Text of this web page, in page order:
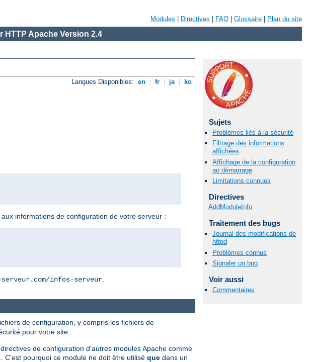
Modules Directives FAQ Glossaire Plan du site
HTTP Apache Version 2.4
Langues Disponibles: en fr ja ko
informations de configuration de votre serveur :
infos-serveur.
Sujets
Problèmes liés à la sécurité
Filtrage des informations
affichées
Affichage de la configuration
au démarrage
Limitations connues
Directives
AddModuleInfo
Traitement des bugs
Journal des modifications de
httpd
Problèmes connus
Signaler un bug
Voir aussi
Commentaires
de configuration, y compris les fichiers de
pour votre site.
de configuration d'autres modules Apache comme
C'est pourquoi ce module ne doit être utilisé que dans un